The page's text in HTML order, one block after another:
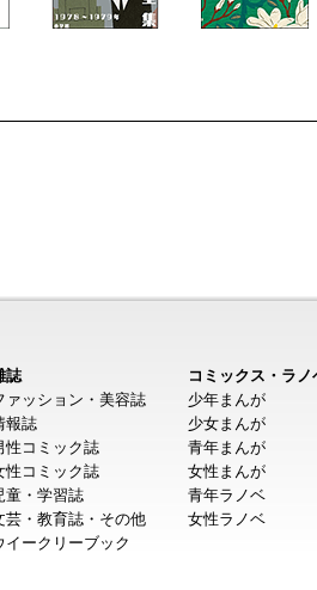
誌
ァッション・美容誌
報誌
性コミック誌
性コミック誌
童・学習誌
芸・教育誌・その他
イークリーブック
コミックス・ラノ
少年まんが
少女まんが
青年まんが
女性まんが
青年ラノベ
女性ラノベ